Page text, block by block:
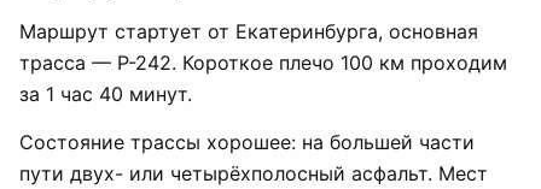
Маршрут стартует от Екатеринбурга, основная
трасса — Р-242. Короткое плечо 100 км проходим
за 1 час 40 минут.
Состояние трассы хорошее: на большей части
пути двух- или четырёхполосный асфальт. Мест